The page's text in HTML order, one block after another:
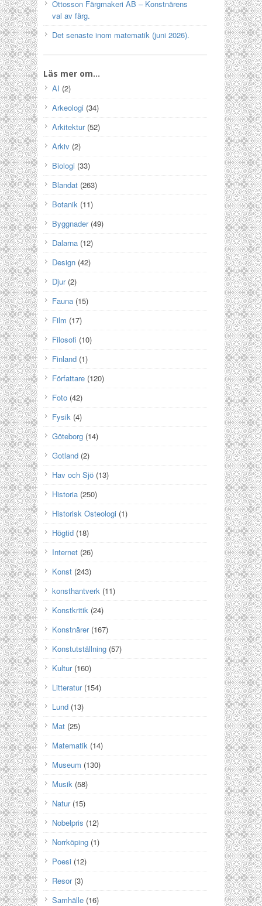
Ottosson Färgmakeri AB – Konstnärens
val av färg.
Det senaste inom matematik (juni 2026).
Läs mer om…
AI (2)
Arkeologi (34)
Arkitektur(52)
Arkiv (2)
Biologi (33)
Blandat (263)
Botanik (11)
Byggnader(49)
Dalarna (12)
Design (42)
Djur(2)
Fauna (15)
Film (17)
Filosofi (10)
Finland (1)
Författare (120)
Foto (42)
Fysik (4)
Göteborg (14)
Gotland (2)
Hav och Sjö (13)
Historia (250)
Historisk Osteologi (1)
Högtid (18)
Internet (26)
Konst (243)
konsthantverk (11)
Konstkritik (24)
Konstnärer(167)
Konstutställning (57)
Kultur(160)
Litteratur(154)
Lund (13)
Mat (25)
Matematik (14)
Museum (130)
Musik (58)
Natur(15)
Nobelpris (12)
Norrköping (1)
Poesi (12)
Resor(3)
Samhälle (16)